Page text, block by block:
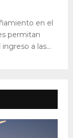
en el
permitan
a las...